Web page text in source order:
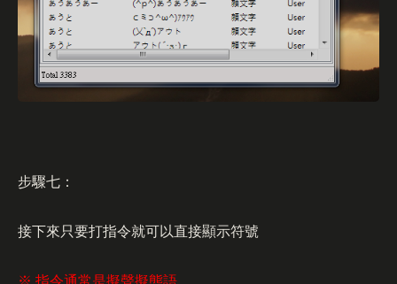
步驟七：
接下來只要打指令就可以直接顯示符號